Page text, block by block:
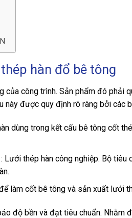
hàn đổ bê tông
công trình. Sản phẩm đó phải
được quy định rõ ràng bởi các
dùng trong kết cấu bê tông cốt
thép hàn công nghiệp. Bộ tiêu
làm cốt bê tông và sản xuất lưới
độ bền và đạt tiêu chuẩn. Nhằm